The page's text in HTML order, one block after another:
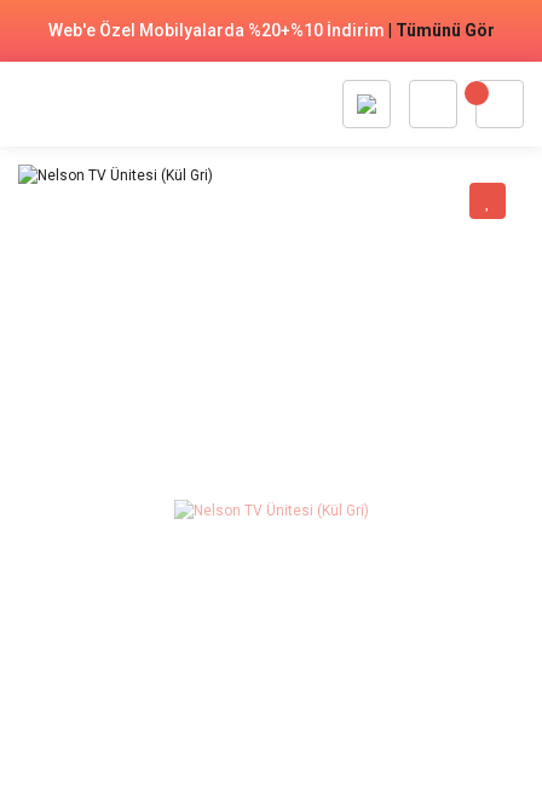
Web'e Özel Mobilyalarda %20+%10 İndirim Tümünü Gör